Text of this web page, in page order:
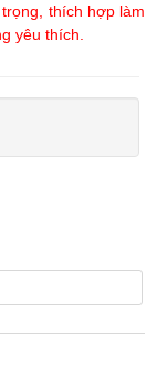
thích hợp làm
yêu thích.